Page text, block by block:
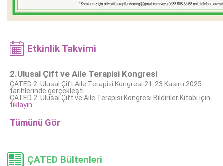
Etkinlik Takvimi
2.Ulusal Çift ve Aile Terapisi Kongresi
ÇATED 2. Ulusal Çift Aile Terapisi Kongresi 21-23 Kasım 2025
tarihlerinde gerçekleşti.
ÇATED 2. Ulusal Çift ve Aile Terapisi Kongresi Bildiriler Kitabı için
tıklayın.
Tümünü Gör
ÇATED Bültenleri